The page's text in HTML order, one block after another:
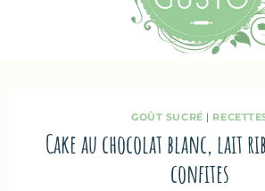
GOÛT SUCRÉ |
Cake au chocolat blanc, lait
confites